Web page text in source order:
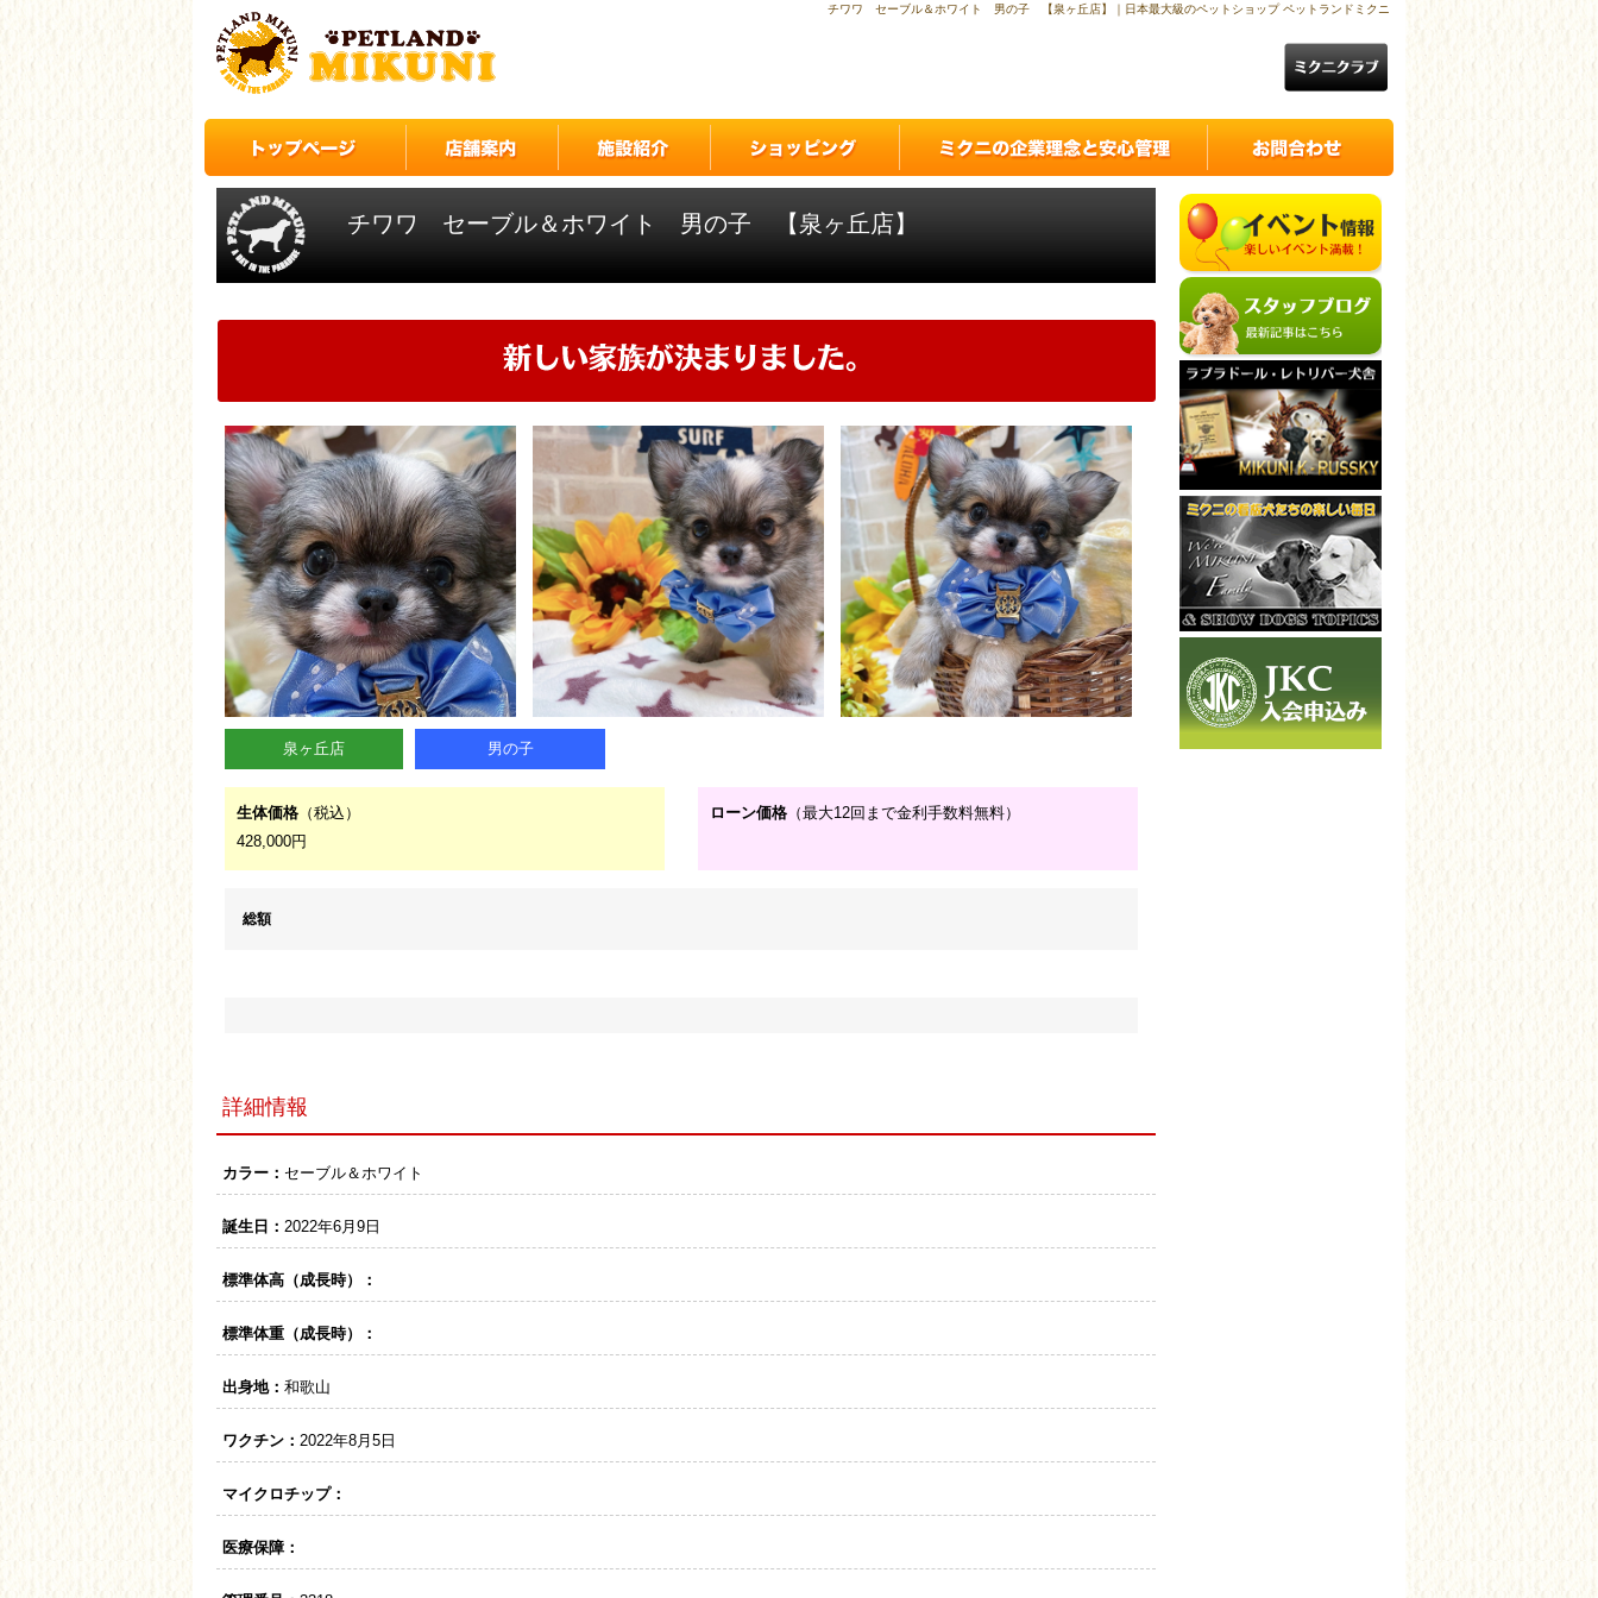
チワワ セーブル＆ホワイト 男の子 【泉ヶ丘店】｜日本最大級のペットショップ ペットランドミクニ
チワワ セーブル＆ホワイト 男の子 【泉ヶ丘店】
泉ヶ丘店 男の子
生体価格 （税込）
428,000円
ローン価格 （最大12回まで金利手数料無料）
総額
詳細情報
カラー： セーブル＆ホワイト
誕生日： 2022年6月9日
標準体高（成長時）：
標準体重（成長時）：
出身地： 和歌山
ワクチン： 2022年8月5日
マイクロチップ：
医療保障：